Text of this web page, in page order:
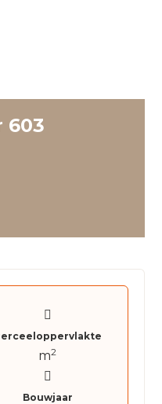
603
m2
Bouwjaar